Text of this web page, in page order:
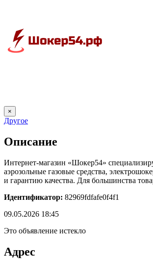
×
Другое
Описание
Интернет-магазин «Шокер54»
аэрозольные газовые средства,
и гарантию качества. Для большинства
Идентификатор: 82969fdfafe0f4f1
09.05.2026 18:45
Это объявление истекло
Адрес